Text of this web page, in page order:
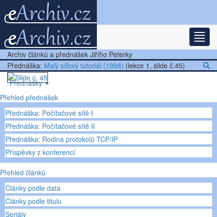
Nejnovější články
Další články
Přednášky
Ostatní
Archiv článků a přednášek Jiřího Peterky
Přednáška: Malý síťový tutoriál (1998) (lekce 1, slide č.45)
Přehled přednášek
Přednáška: Počítačové sítě I
Přednáška: Počítačové sítě II
Přednáška: Rodina protokolů TCP/IP
Příspěvky z konferencí
Přehled článků
Články podle data
Články podle titulu
Seriály